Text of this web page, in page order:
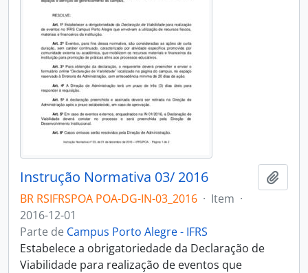
Instrução Normativa 03/ 2016
BR RSIFRSPOA POA-DG-IN-03_2016 · Item ·
2016-12-01
Parte de Campus Porto Alegre - IFRS
Estabelece a obrigatoriedade da Declaração de
Viabilidade para realização de eventos que